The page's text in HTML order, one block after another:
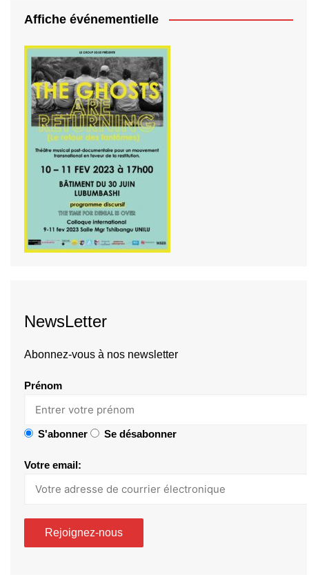
Affiche événementielle
NewsLetter
Abonnez-vous à nos newsletter
Prénom
S'abonner Se désabonner
Votre email: